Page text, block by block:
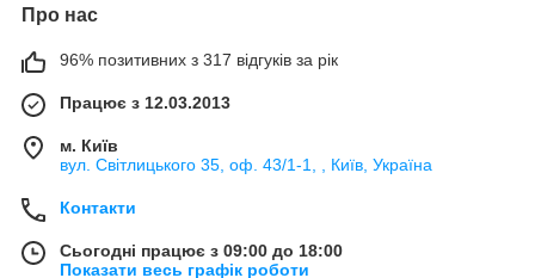
Про нас
96% позитивних з 317 відгуків за рік
Працює з 12.03.2013
м. Київ
вул. Світлицького 35, оф. 43/1-1, , Київ, Україна
Контакти
Сьогодні працює з 09:00 до 18:00
Показати весь графік роботи